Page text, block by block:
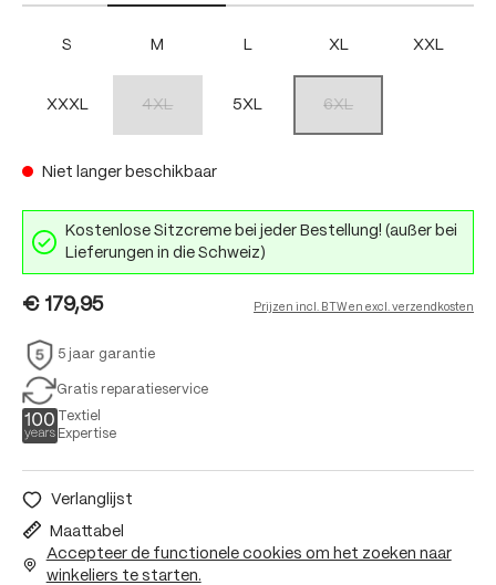
S M L XL XXL
XXXL 4XL 5XL 6XL
Niet langer beschikbaar
Kostenlose Sitzcreme bei jeder Bestellung! (außer bei
Lieferungen in die Schweiz)
€ 179,95 Prijzen incl. BTW en excl. verzendkosten
5 jaar garantie
Gratis reparatieservice
Textiel
Expertise
Verlanglijst
Maattabel
Accepteer de functionele cookies om het zoeken naar
winkeliers te starten.